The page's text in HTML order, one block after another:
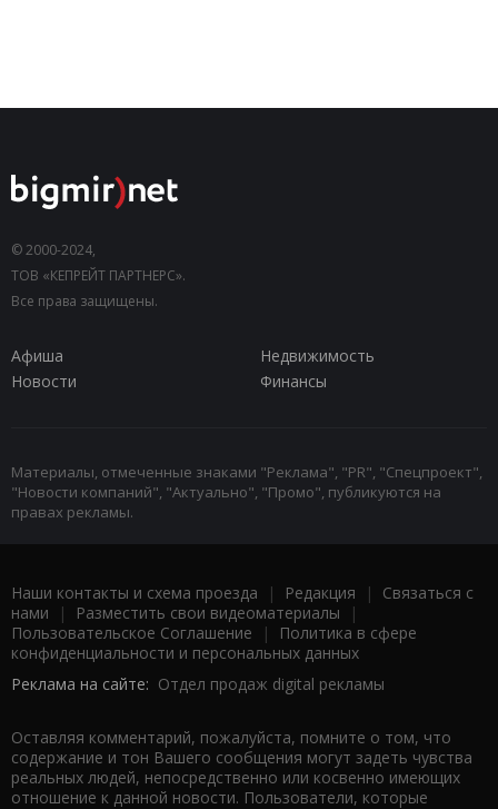
© 2000-2024,
ТОВ «КЕПРЕЙТ ПАРТНЕРС».
Все права защищены.
Афиша
Недвижимость
Новости
Финансы
Материалы, отмеченные знаками "Реклама", "PR", "Спецпроект",
"Новости компаний", "Актуально", "Промо", публикуются на
правах рекламы.
Наши контакты и схема проезда | Редакция | Связаться с
нами | Разместить свои видеоматериалы |
Пользовательское Соглашение |
Политика в сфере
конфиденциальности и персональных данных
Реклама на сайте: Отдел продаж digital рекламы
Оставляя комментарий, пожалуйста, помните о том, что
содержание и тон Вашего сообщения могут задеть чувства
реальных людей, непосредственно или косвенно имеющих
отношение к данной новости. Пользователи, которые